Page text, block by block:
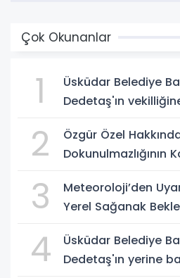
Çok Okunanlar
1
Üsküdar Belediye
Dedetaş'ın
2
Özgür Özel
Dokunulmazlığının
3
Meteoroloji’den
Yerel Sağanak
4
Üsküdar Belediye
Dedetaş'ın yerine